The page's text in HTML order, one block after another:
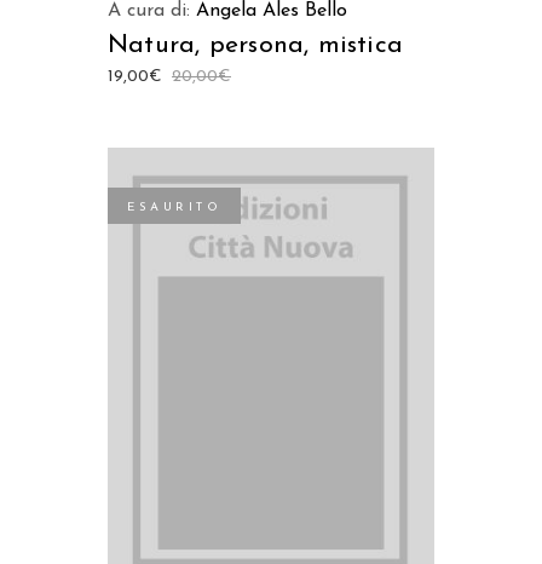
A cura di: Angela Ales Bello
Natura, persona, mistica
20,00€
19,00€
ESAURITO